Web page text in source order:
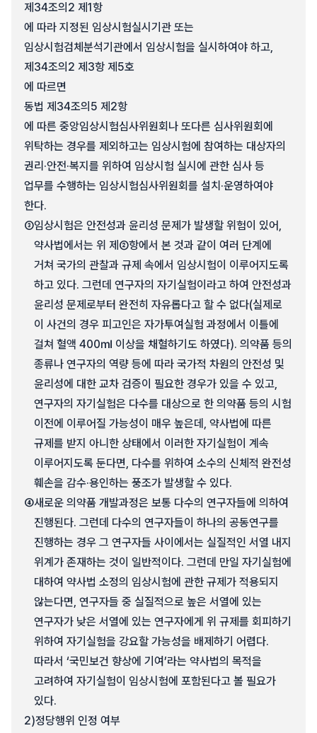
제34조의2 제1항
에 따라 지정된 임상시험실시기관 또는
임상시험검체분석기관에서 임상시험을 실시하여야 하고,
제34조의2 제3항 제5호
에 따르면
동법 제34조의5 제2항
에 따른 중앙임상시험심사위원회나 또다른 심사위원회에
위탁하는 경우를 제외하고는 임상시험에 참여하는 대상자의
권리·안전·복지를 위하여 임상시험 실시에 관한 심사 등
업무를 수행하는 임상시험심사위원회를 설치·운영하여야
한다.
③임상시험은 안전성과 윤리성 문제가 발생할 위험이 있어,
약사법에서는 위 제②항에서 본 것과 같이 여러 단계에
거쳐 국가의 관찰과 규제 속에서 임상시험이 이루어지도록
하고 있다. 그런데 연구자의 자기실험이라고 하여 안전성과
윤리성 문제로부터 완전히 자유롭다고 할 수 없다(실제로
이 사건의 경우 피고인은 자가투여실험 과정에서 이틀에
걸쳐 혈액 400㎖ 이상을 채혈하기도 하였다). 의약품 등의
종류나 연구자의 역량 등에 따라 국가적 차원의 안전성 및
윤리성에 대한 교차 검증이 필요한 경우가 있을 수 있고,
연구자의 자기실험은 다수를 대상으로 한 의약품 등의 시험
이전에 이루어질 가능성이 매우 높은데, 약사법에 따른
규제를 받지 아니한 상태에서 이러한 자기실험이 계속
이루어지도록 둔다면, 다수를 위하여 소수의 신체적 완전성
훼손을 감수·용인하는 풍조가 발생할 수 있다.
④새로운 의약품 개발과정은 보통 다수의 연구자들에 의하여
진행된다. 그런데 다수의 연구자들이 하나의 공동연구를
진행하는 경우 그 연구자들 사이에서는 실질적인 서열 내지
위계가 존재하는 것이 일반적이다. 그런데 만일 자기실험에
대하여 약사법 소정의 임상시험에 관한 규제가 적용되지
않는다면, 연구자들 중 실질적으로 높은 서열에 있는
연구자가 낮은 서열에 있는 연구자에게 위 규제를 회피하기
위하여 자기실험을 강요할 가능성을 배제하기 어렵다.
따라서 ‘국민보건 향상에 기여’라는 약사법의 목적을
고려하여 자기실험이 임상시험에 포함된다고 볼 필요가
있다.
2)정당행위 인정 여부